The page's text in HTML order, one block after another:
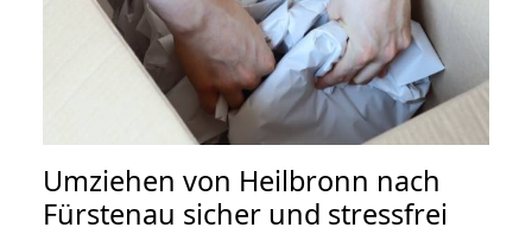
Umziehen von Heilbronn nach
Fürstenau sicher und stressfrei